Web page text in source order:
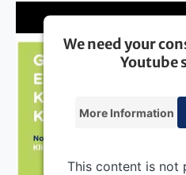
We need your
Youtube
This content is not
More Information